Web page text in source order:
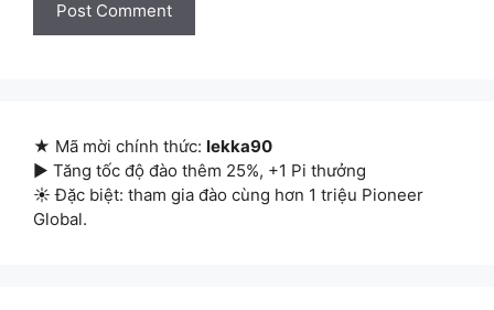
★ Mã mời chính thức: lekka90
▶ Tăng tốc độ đào thêm 25%, +1 Pi thưởng
☀ Đặc biệt: tham gia đào cùng hơn 1 triệu Pioneer
Global.